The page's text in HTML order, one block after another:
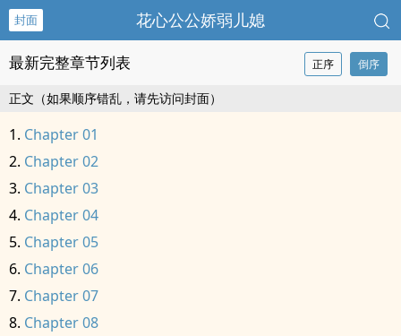
封面 花心公公娇弱儿媳
最新完整章节列表 正序 倒序
正文（如果顺序错乱，请先访问封面）
Chapter 01
Chapter 02
Chapter 03
Chapter 04
Chapter 05
Chapter 06
Chapter 07
Chapter 08